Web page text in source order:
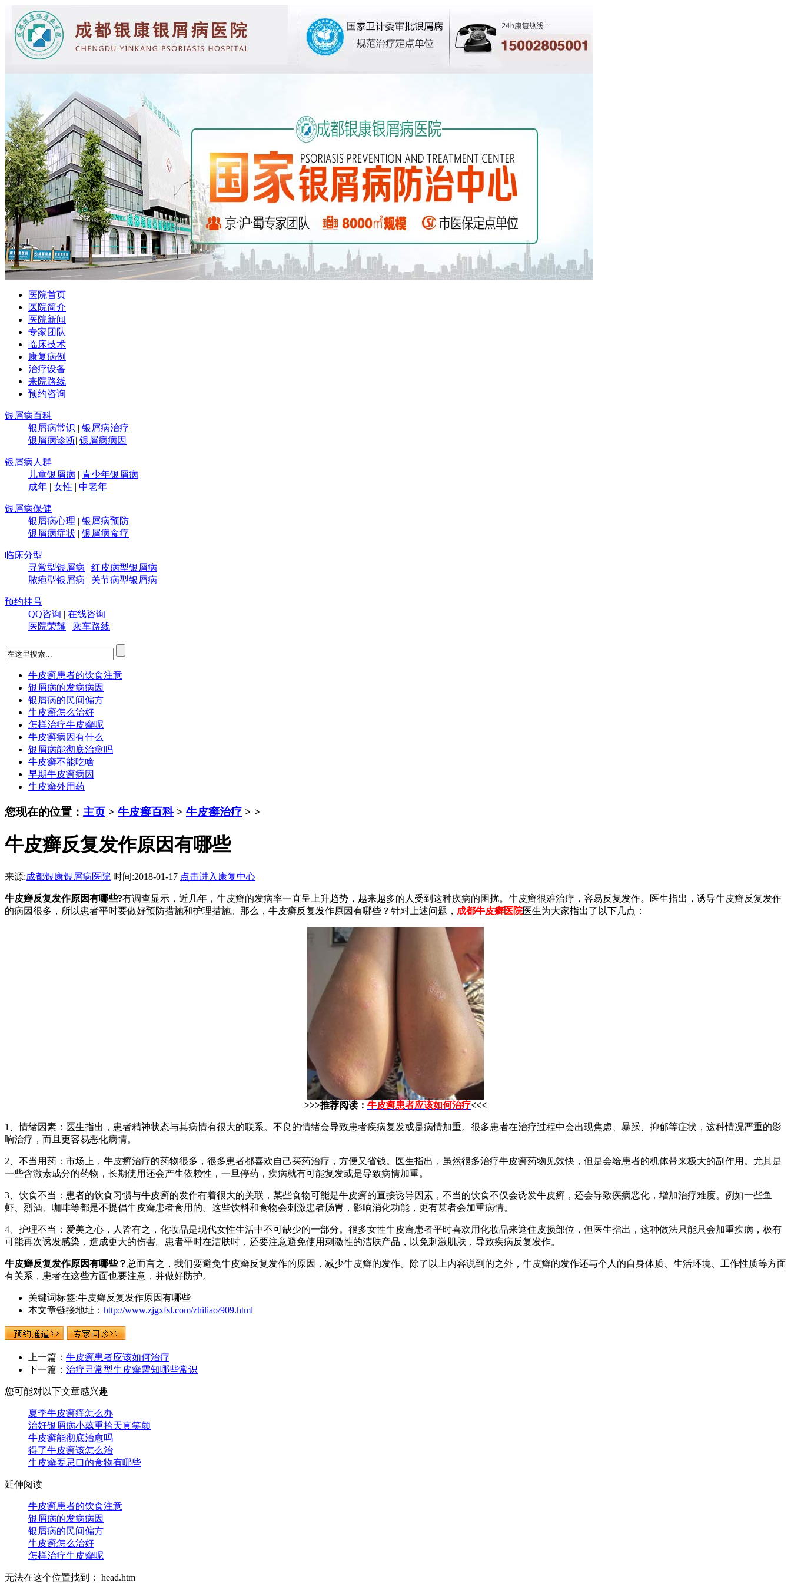
医院首页
医院简介
医院新闻
专家团队
临床技术
康复病例
治疗设备
来院路线
预约咨询
银屑病百科
银屑病常识 | 银屑病治疗
银屑病诊断| 银屑病病因
银屑病人群
儿童银屑病 | 青少年银屑病
成年 | 女性 | 中老年
银屑病保健
银屑病心理 | 银屑病预防
银屑病症状 | 银屑病食疗
临床分型
寻常型银屑病 | 红皮病型银屑病
脓疱型银屑病 | 关节病型银屑病
预约挂号
QQ咨询 | 在线咨询
医院荣耀 | 乘车路线
牛皮癣患者的饮食注意
银屑病的发病病因
银屑病的民间偏方
牛皮癣怎么治好
怎样治疗牛皮癣呢
牛皮癣病因有什么
银屑病能彻底治愈吗
牛皮癣不能吃啥
早期牛皮癣病因
牛皮癣外用药
您现在的位置： 主页 > 牛皮癣百科> 牛皮癣治疗 > >
牛皮癣反复发作原因有哪些
来源:成都银康银屑病医院 时间:2018-01-17 点击进入康复中心
牛皮癣反复发作原因有哪些?有调查显示，近几年，牛皮癣的发病率一直呈上升趋势，越来越多的人受到这种疾病的困扰。牛皮癣很难治疗，容易反复发作。医生指出，诱导牛皮癣反复发作
的病因很多，所以患者平时要做好预防措施和护理措施。那么，牛皮癣反复发作原因有哪些？针对上述问题， 成都牛皮癣医院医生为大家指出了以下几点：
>>>推荐阅读： 牛皮癣患者应该如何治疗<<<
1、情绪因素：医生指出，患者精神状态与其病情有很大的联系。不良的情绪会导致患者疾病复发或是病情加重。很多患者在治疗过程中会出现焦虑、暴躁、抑郁等症状，这种情况严重的影
响治疗，而且更容易恶化病情。
2、不当用药：市场上，牛皮癣治疗的药物很多，很多患者都喜欢自己买药治疗，方便又省钱。医生指出，虽然很多治疗牛皮癣药物见效快，但是会给患者的机体带来极大的副作用。尤其是
一些含激素成分的药物，长期使用还会产生依赖性，一旦停药，疾病就有可能复发或是导致病情加重。
3、饮食不当：患者的饮食习惯与牛皮癣的发作有着很大的关联，某些食物可能是牛皮癣的直接诱导因素，不当的饮食不仅会诱发牛皮癣，还会导致疾病恶化，增加治疗难度。例如一些鱼
虾、烈酒、咖啡等都是不提倡牛皮癣患者食用的。这些饮料和食物会刺激患者肠胃，影响消化功能，更有甚者会加重病情。
4、护理不当：爱美之心，人皆有之，化妆品是现代女性生活中不可缺少的一部分。很多女性牛皮癣患者平时喜欢用化妆品来遮住皮损部位，但医生指出，这种做法只能只会加重疾病，极有
可能再次诱发感染，造成更大的伤害。患者平时在洁肤时，还要注意避免使用刺激性的洁肤产品，以免刺激肌肤，导致疾病反复发作。
牛皮癣反复发作原因有哪些？ 总而言之，我们要避免牛皮癣反复发作的原因，减少牛皮癣的发作。除了以上内容说到的之外，牛皮癣的发作还与个人的自身体质、生活环境、工作性质等方面
有关系，患者在这些方面也要注意，并做好防护。
关键词标签:牛皮癣反复发作原因有哪些
本文章链接地址： http://www.zjgxfsl.com/zhiliao/909.html
上一篇： 牛皮癣患者应该如何治疗
下一篇： 治疗寻常型牛皮癣需知哪些常识
您可能对以下文章感兴趣
夏季牛皮癣痒怎么办
治好银屑病小蕊重拾天真笑颜
牛皮癣能彻底治愈吗
得了牛皮癣该怎么治
牛皮癣要忌口的食物有哪些
延伸阅读
牛皮癣患者的饮食注意
银屑病的发病病因
银屑病的民间偏方
牛皮癣怎么治好
怎样治疗牛皮癣呢
无法在这个位置找到： head.htm